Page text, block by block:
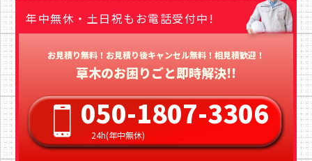
年中無休・土日祝もお電話受付中!
お見積り無料！お見積り後キャンセル無料！相見積歓迎！
草木のお困りごと即時解決!!
050-1807-3306
24h(年中無休)